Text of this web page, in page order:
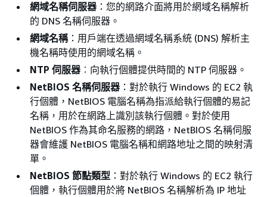
網域名稱伺服器 ：您的網路介面將用於網域名稱解析
的 DNS 名稱伺服器。
網域名稱：用戶端在透過網域名稱系統 (DNS) 解析主
機名稱時使用的網域名稱。
NTP 伺服器 ︰向執行個體提供時間的 NTP 伺服器。
NetBIOS 名稱伺服器 ：對於執行 Windows 的 EC2 執
行個體，NetBIOS 電腦名稱為指派給執行個體的易記
名稱，用於在網路上識別該執行個體。對於使用
NetBIOS 作為其命名服務的網路，NetBIOS 名稱伺服
器會維護 NetBIOS 電腦名稱和網路地址之間的映射清
單。
NetBIOS 節點類型 ：對於執行 Windows 的 EC2 執行
個體，執行個體用於將 NetBIOS 名稱解析為 IP 地址